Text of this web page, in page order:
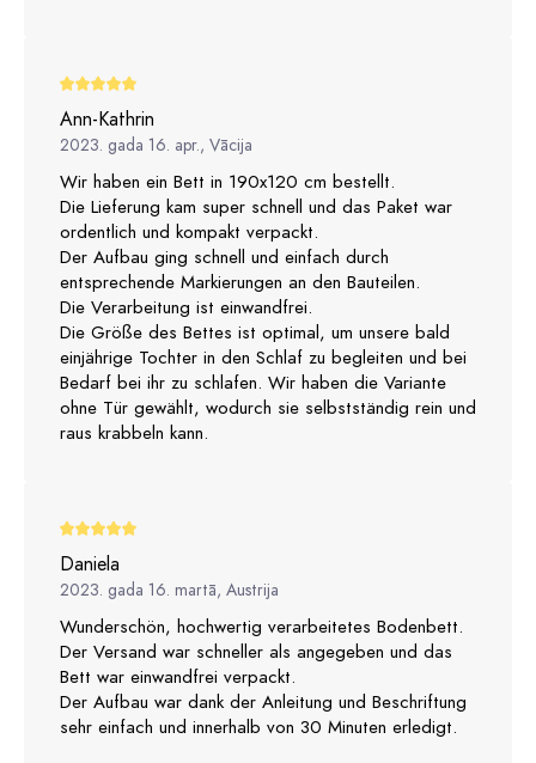
Ann-Kathrin
2023. gada 16. apr., Vācija
Wir haben ein Bett in 190x120 cm bestellt.
Die Lieferung kam super schnell und das Paket war
ordentlich und kompakt verpackt.
Der Aufbau ging schnell und einfach durch
entsprechende Markierungen an den Bauteilen.
Die Verarbeitung ist einwandfrei.
Die Größe des Bettes ist optimal, um unsere bald
einjährige Tochter in den Schlaf zu begleiten und bei
Bedarf bei ihr zu schlafen. Wir haben die Variante
ohne Tür gewählt, wodurch sie selbstständig rein und
raus krabbeln kann.
Daniela
2023. gada 16. martā, Austrija
Wunderschön, hochwertig verarbeitetes Bodenbett.
Der Versand war schneller als angegeben und das
Bett war einwandfrei verpackt.
Der Aufbau war dank der Anleitung und Beschriftung
sehr einfach und innerhalb von 30 Minuten erledigt.